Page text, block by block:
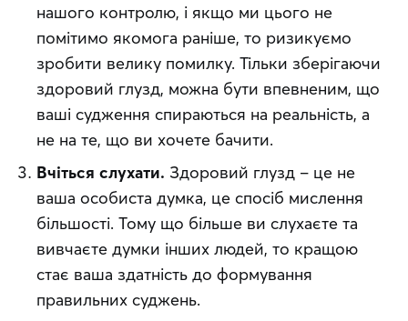
нашого контролю, і якщо ми цього не
помітимо якомога раніше, то ризикуємо
зробити велику помилку. Тільки зберігаючи
здоровий глузд, можна бути впевненим, що
ваші судження спираються на реальність, а
не на те, що ви хочете бачити.
Вчіться слухати. Здоровий глузд – це не
ваша особиста думка, це спосіб мислення
більшості. Тому що більше ви слухаєте та
вивчаєте думки інших людей, то кращою
стає ваша здатність до формування
правильних суджень.